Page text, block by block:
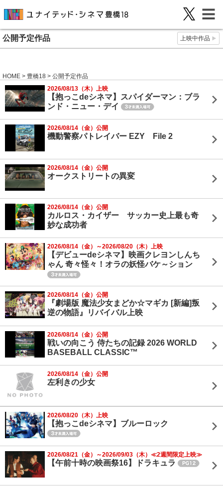
公開予定作品 上映中作品
HOME > 豊橋18 > 公開予定作品
2026/08/13（木）上映
【抱っこdeシネマ】スパイダーマン：ブラ
ンド・ニュー・デイ
2026/08/14（金）公開
機動警察パトレイバー EZY File 2
2026/08/14（金）公開
オークストリートの異変
2026/08/14（金）公開
カルロス・カイザー サッカー史上最も奇
妙な成功者
2026/08/14（金）～2026/08/20（木）上映
【デビューdeシネマ】映画クレヨンしんち
ゃん 奇々怪々！オラの妖怪バケ～ション
2026/08/14（金）公開
『劇場版 魔法少女まどか☆マギカ [新編]叛
逆の物語』リバイバル上映
2026/08/14（金）公開
戦いの向こう 侍たちの記録 2026 WORLD
BASEBALL CLASSIC™
2026/08/14（金）公開
左利きの少女
2026/08/20（木）上映
【抱っこdeシネマ】ブルーロック
2026/08/21（金）～2026/09/03（木）≪2週間限定上映≫
【午前十時の映画祭16】ドラキュラ